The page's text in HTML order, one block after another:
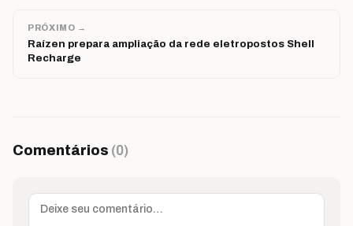
PRÓXIMO →
Raízen prepara ampliação da rede eletropostos Shell
Recharge
Comentários (0)